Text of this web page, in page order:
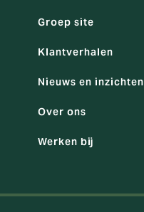
Groep site
Klantverhalen
Nieuws en inzichten
Over ons
Werken bij